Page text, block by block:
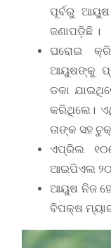
ପୂର୍ବରୁ
ଜଣାପଡ଼ିଛି ।
ଘରୋଇ
ଆୟୁଷଙ୍କୁ
ଡକା
କରିଥିଲେ।
ତାଙ୍କ ସହ
ଏପ୍ରିଲ
ଆଇପିଏଲ
ଆୟୁଷ ନିଜ
ବିପକ୍ଷ